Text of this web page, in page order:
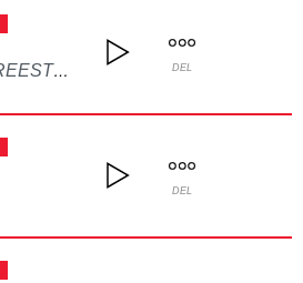
NAPOLI (FREESTYLE) DEL
DEL